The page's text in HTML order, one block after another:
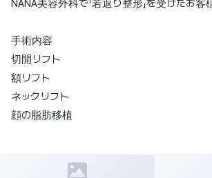
NANA美容外科で「若返り整形」を受けたお客
手術内容
切開リフト
額リフト
ネックリフト
顔の脂肪移植